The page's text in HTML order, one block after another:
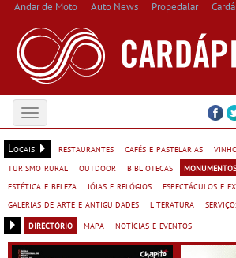
Andar de Moto Auto News Propedalar
Toggle
navigation
Locais
restaurantes cafés e pastelarias
turismo rural
outdoor bibliotecas monumentos
estética e beleza
jóias e relógios
espectáculos e
galerias de arte e antiguidades
literatura
directório
mapa notícias e eventos